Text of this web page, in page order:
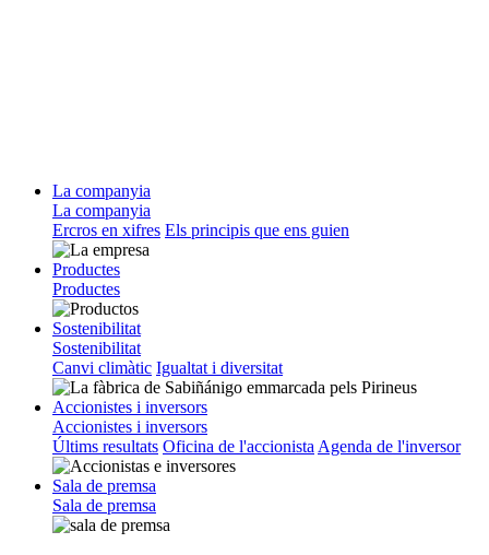
La companyia
La companyia
Ercros en xifres Els principis que ens guien
Productes
Productes
Sostenibilitat
Sostenibilitat
Canvi climàtic Igualtat i diversitat
Accionistes i inversors
Accionistes i inversors
Últims resultats Oficina de l'accionista Agenda de l'inversor
Sala de premsa
Sala de premsa